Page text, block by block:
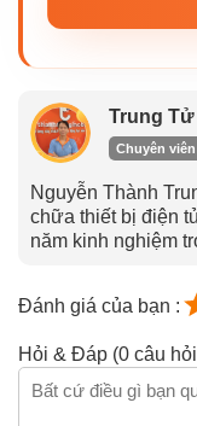
Trung Tử
Chuyên
Nguyễn Thành
chữa thiết bị điện
năm kinh nghiệm
Đánh giá của bạn :
Hỏi & Đáp (0 câu